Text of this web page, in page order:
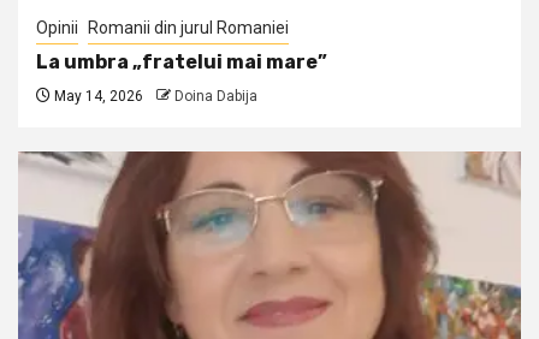
Opinii Romanii din jurul Romaniei
La umbra „fratelui mai mare”
May 14, 2026 Doina Dabija